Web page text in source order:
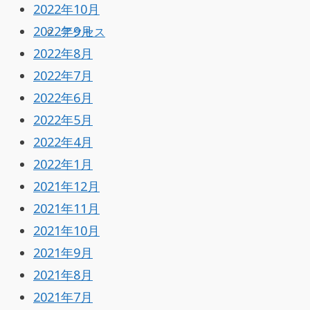
アクセス
2022年10月
2022年9月
2022年8月
2022年7月
2022年6月
2022年5月
2022年4月
2022年1月
2021年12月
2021年11月
2021年10月
2021年9月
2021年8月
2021年7月